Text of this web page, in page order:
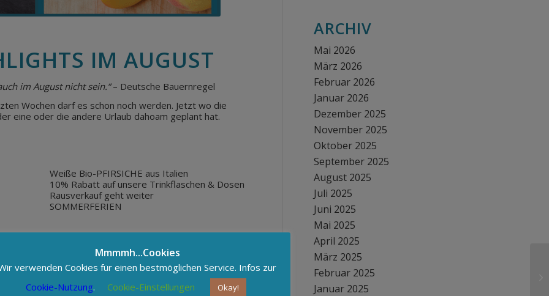
IM AUGUST
im August nicht sein.“– Deutsche Bauernregel
Wochen darf es schon noch werden. Jetzt wo die
eine oder die andere Urlaub dahoam geplant hat.
Weiße Bio-PFIRSICHE aus Italien
10% Rabatt auf unsere Trinkflaschen & Dosen
Rausverkauf geht weiter
SOMMERFERIEN
als PDF runterladen
ARCHIV
Mai 2026
März 2026
Februar 2026
Januar 2026
Dezember 2025
November 2025
Oktober 2025
September 2025
August 2025
Juli 2025
Juni 2025
Mai 2025
April 2025
März 2025
Februar 2025
Januar 2025
Mmmmh...Cookies
verwenden Cookies für einen bestmöglichen Service. Infos zur
Cookie-Nutzung. Cookie-Einstellungen Okay!